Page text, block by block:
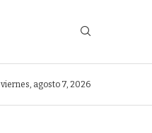
viernes, agosto 7, 2026